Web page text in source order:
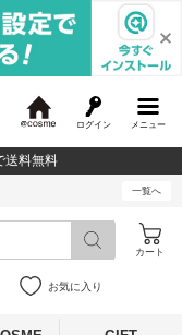
メニュー
ログイン
c
o
送料無料
一覧へ
カート
お気に入り